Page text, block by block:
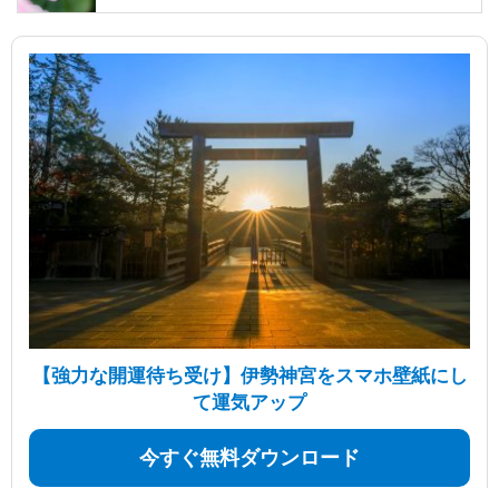
【強力な開運待ち受け】伊勢神宮をスマホ壁紙にし
て運気アップ
今すぐ無料ダウンロード